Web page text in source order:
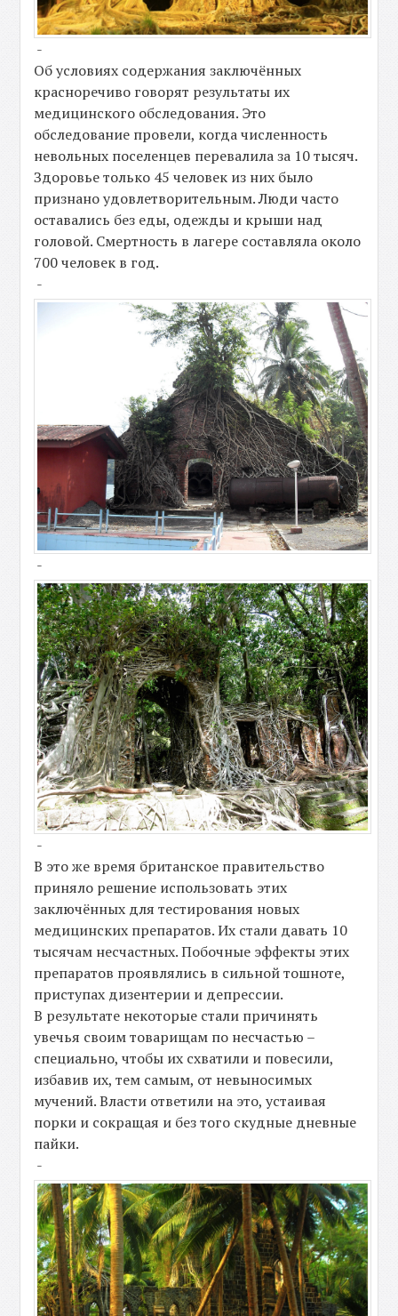
-
Об условиях содержания заключённых
красноречиво говорят результаты их
медицинского обследования. Это
обследование провели, когда численность
невольных поселенцев перевалила за 10 тысяч.
Здоровье только 45 человек из них было
признано удовлетворительным. Люди часто
оставались без еды, одежды и крыши над
головой. Смертность в лагере составляла около
700 человек в год.
-
-
-
В это же время британское правительство
приняло решение использовать этих
заключённых для тестирования новых
медицинских препаратов. Их стали давать 10
тысячам несчастных. Побочные эффекты этих
препаратов проявлялись в сильной тошноте,
приступах дизентерии и депрессии.
В результате некоторые стали причинять
увечья своим товарищам по несчастью –
специально, чтобы их схватили и повесили,
избавив их, тем самым, от невыносимых
мучений. Власти ответили на это, устаивая
порки и сокращая и без того скудные дневные
пайки.
-